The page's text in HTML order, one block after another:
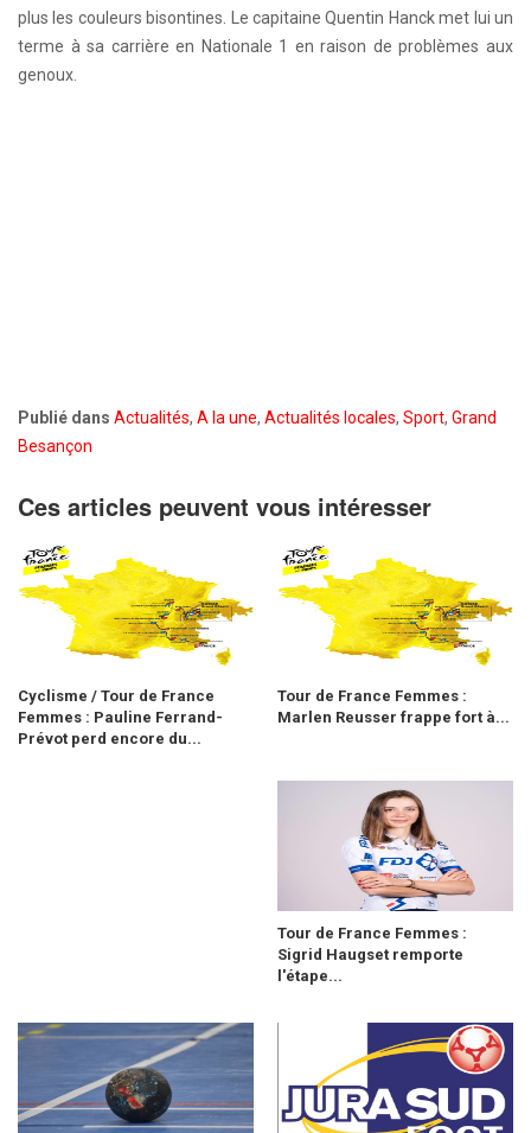
plus les couleurs bisontines. Le capitaine Quentin Hanck met lui un
terme à sa carrière en Nationale 1 en raison de problèmes aux
genoux.
Publié dans Actualités, A la une, Actualités locales, Sport, Grand
Besançon
Ces articles peuvent vous intéresser
Cyclisme / Tour de France
Femmes : Pauline Ferrand-
Prévot perd encore du...
Tour de France Femmes :
Marlen Reusser frappe fort à...
Tour de France Femmes :
Sigrid Haugset remporte
l'étape...